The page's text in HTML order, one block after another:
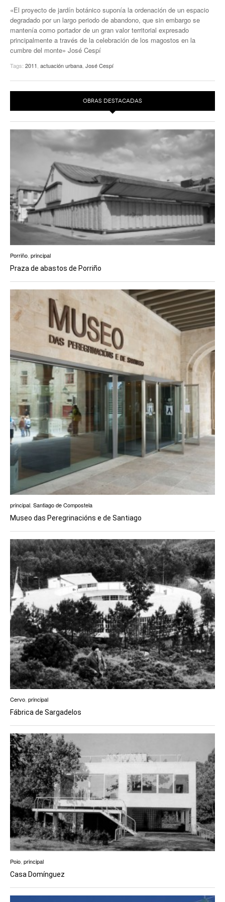
EUROPAN
«El proyecto de jardín botánico suponía la ordenación de un espacio
degradado por un largo periodo de abandono, que sin embargo se
mantenía como portador de un gran valor territorial expresado
principalmente a través de la celebración de los magostos en la
cumbre del monte» José Cespí
Tags: 2011 actuación urbana José Cespí
OBRAS DESTACADAS
Porriño, principal
Praza de abastos de Porriño
principal, Santiago de Compostela
Museo das Peregrinacións e de Santiago
Cervo principal
Fábrica de Sargadelos
Poio principal
Casa Domínguez